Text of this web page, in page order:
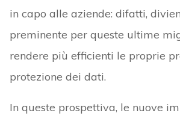
in capo alle aziende: difatti,
preminente per queste ultime
rendere più efficienti le proprie
protezione dei dati.
In queste prospettiva, le nuove